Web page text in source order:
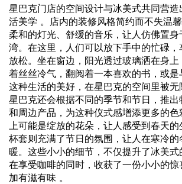
星巴克门店的空间设计与冰美式共同营
活美学 。店内的装修风格简约而不失温馨
柔和的灯光、舒缓的音乐，让人仿佛置
湾。在这里，人们可以放下手中的忙碌
放松。坐在窗边，阳光透过玻璃洒在身
着丝丝冷气，翻阅着一本喜欢的书，或是
这种生活的美好，在星巴克的空间里被无
星巴克还会根据不同的季节和节日，推
和周边产品，为这种仪式感增添更多的
上可能是绽放的花朵，让人感受到春天的
杯套则充满了节日的氛围，让人在寒冷
暖。这些小小的细节，不仅提升了冰美
在享受咖啡的同时，收获了一份小小的
加有滋有味 。